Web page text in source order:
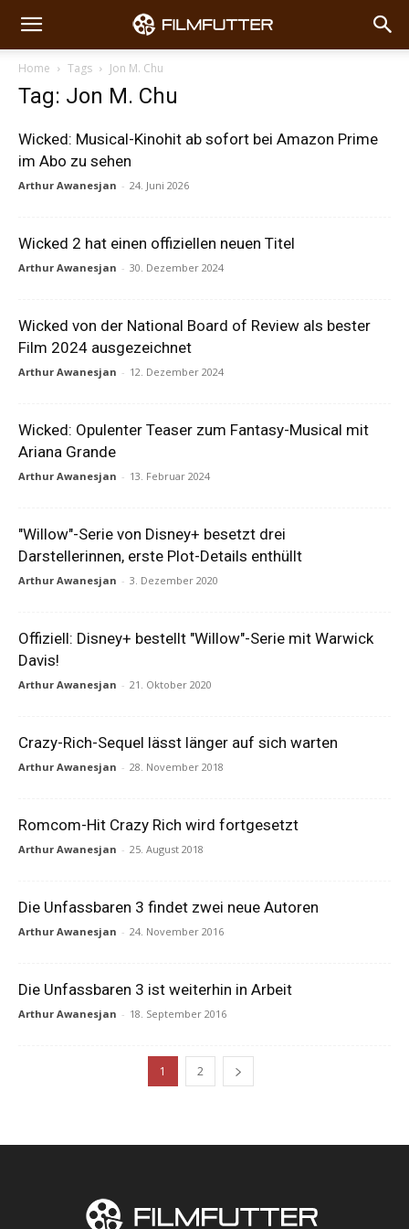
Home Tags Jon M. Chu
Tag: Jon M. Chu
Wicked: Musical-Kinohit ab sofort bei Amazon Prime
im Abo zu sehen
Arthur Awanesjan - 24. Juni 2026
Wicked 2 hat einen offiziellen neuen Titel
Arthur Awanesjan - 30. Dezember 2024
Wicked von der National Board of Review als bester
Film 2024 ausgezeichnet
Arthur Awanesjan - 12. Dezember 2024
Wicked: Opulenter Teaser zum Fantasy-Musical mit
Ariana Grande
Arthur Awanesjan - 13. Februar 2024
"Willow"-Serie von Disney+ besetzt drei
Darstellerinnen, erste Plot-Details enthüllt
Arthur Awanesjan - 3. Dezember 2020
Offiziell: Disney+ bestellt "Willow"-Serie mit Warwick
Davis!
Arthur Awanesjan - 21. Oktober 2020
Crazy-Rich-Sequel lässt länger auf sich warten
Arthur Awanesjan - 28. November 2018
Romcom-Hit Crazy Rich wird fortgesetzt
Arthur Awanesjan - 25. August 2018
Die Unfassbaren 3 findet zwei neue Autoren
Arthur Awanesjan - 24. November 2016
Die Unfassbaren 3 ist weiterhin in Arbeit
Arthur Awanesjan - 18. September 2016
1 2